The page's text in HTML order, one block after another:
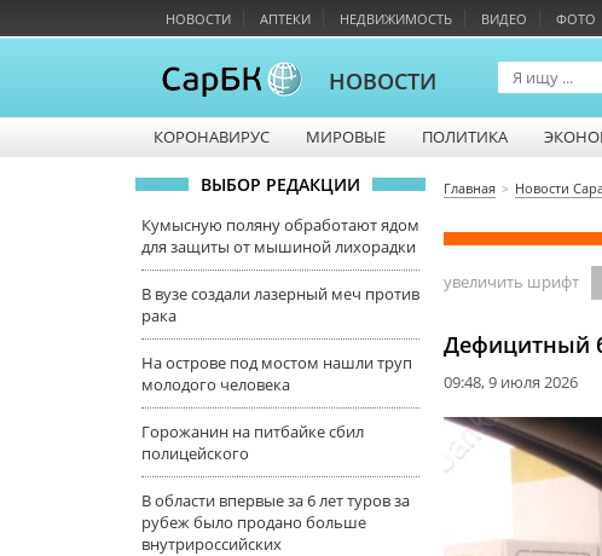
НОВОСТИ АПТЕКИ НЕДВИЖИМОСТЬ ВИДЕО ФОТО
НОВОСТИ
КОРОНАВИРУС
МИРОВЫЕ ПОЛИТИКА
ВЫБОР РЕДАКЦИИ
Кумысную поляну обработают ядом
для защиты от мышиной лихорадки
В вузе создали лазерный меч против
рака
На острове под мостом нашли труп
молодого человека
Горожанин на питбайке сбил
полицейского
В области впервые за 6 лет туров за
рубеж было продано больше
внутрироссийских
Главная Новости
увеличить шрифт
Дефицитный
09:48, 9 июля 2026